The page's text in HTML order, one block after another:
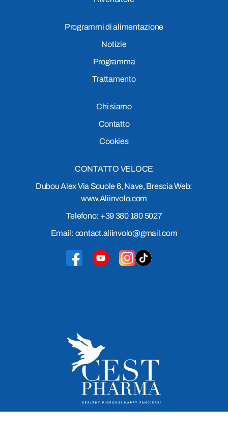
Programmi di alimentazione
Notizie
Programma
Trattamento
Chi siamo
Contatto
Cookies
CONTATTO VELOCE
Dubou Alex Via Scuole 6, Nave, Brescia Web:
www.Aliinvolo.com
Telefono: +39 380 180 5027
Email: contact.aliinvolo@gmail.com